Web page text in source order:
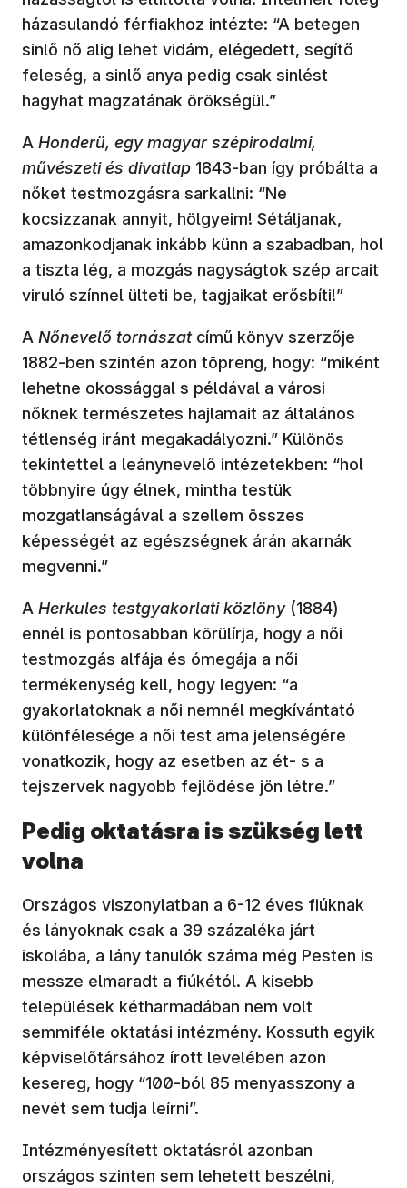
házasulandó férfiakhoz intézte: “A betegen
sinlő nő alig lehet vidám, elégedett, segítő
feleség, a sinlő anya pedig csak sinlést
hagyhat magzatának örökségül.”
A Honderü, egy magyar szépirodalmi,
művészeti és divatlap 1843-ban így próbálta a
nőket testmozgásra sarkallni: “Ne
kocsizzanak annyit, hölgyeim! Sétáljanak,
amazonkodjanak inkább künn a szabadban, hol
a tiszta lég, a mozgás nagyságtok szép arcait
viruló színnel ülteti be, tagjaikat erősbíti!”
A Nőnevelő tornászat című könyv szerzője
1882-ben szintén azon töpreng, hogy: “miként
lehetne okossággal s példával a városi
nőknek természetes hajlamait az általános
tétlenség iránt megakadályozni.” Különös
tekintettel a leánynevelő intézetekben: “hol
többnyire úgy élnek, mintha testük
mozgatlanságával a szellem összes
képességét az egészségnek árán akarnák
megvenni.”
A Herkules testgyakorlati közlöny(1884)
ennél is pontosabban körülírja, hogy a női
testmozgás alfája és ómegája a női
termékenység kell, hogy legyen: “a
gyakorlatoknak a női nemnél megkívántató
különfélesége a női test ama jelenségére
vonatkozik, hogy az esetben az ét- s a
tejszervek nagyobb fejlődése jön létre.”
Pedig oktatásra is szükség lett
volna
Országos viszonylatban a 6-12 éves fiúknak
és lányoknak csak a 39 százaléka járt
iskolába, a lány tanulók száma még Pesten is
messze elmaradt a fiúkétól. A kisebb
települések kétharmadában nem volt
semmiféle oktatási intézmény. Kossuth egyik
képviselőtársához írott levelében azon
kesereg, hogy “100-ból 85 menyasszony a
nevét sem tudja leírni”.
Intézményesített oktatásról azonban
országos szinten sem lehetett beszélni,